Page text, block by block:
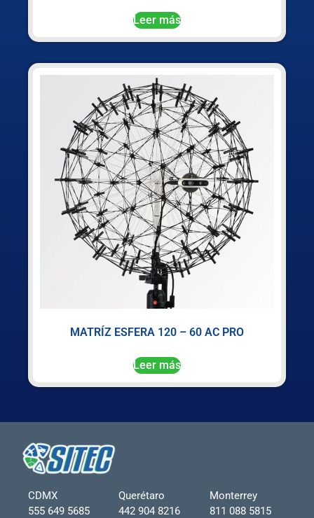
Leer más
MATRÍZ ESFERA 120 – 60 AC PRO
Leer más
CDMX
555 649 5685
Querétaro
442 904 8216
Monterrey
811 088 5815